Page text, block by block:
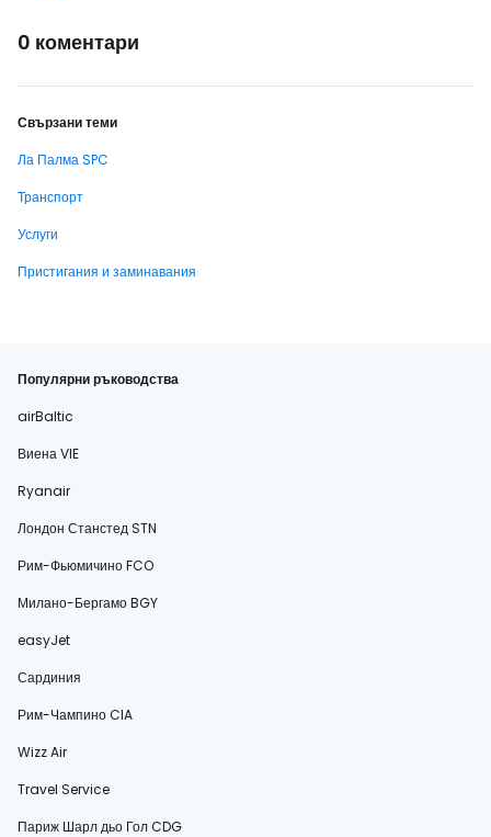
0 коментари
Свързани теми
Ла Палма SPC
Транспорт
Услуги
Пристигания и заминавания
Популярни ръководства
airBaltic
Виена VIE
Ryanair
Лондон Станстед STN
Рим-Фьюмичино FCO
Милано-Бергамо BGY
easyJet
Сардиния
Рим-Чампино CIA
Wizz Air
Travel Service
Париж Шарл дьо Гол CDG